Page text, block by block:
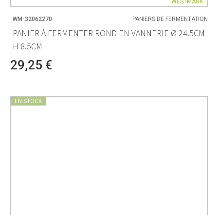
WESTMARK
WM-32062270 PANIERS DE FERMENTATION
PANIER À FERMENTER ROND EN VANNERIE Ø 24.5CM
H 8.5CM
29,25 €
EN STOCK